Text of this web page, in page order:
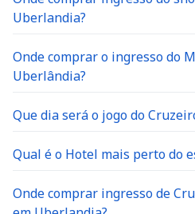
Uberlandia?
Onde comprar o ingresso do
Uberlândia?
Que dia será o jogo do
Qual é o Hotel mais perto do
Onde comprar ingresso de
em Uberlandia?